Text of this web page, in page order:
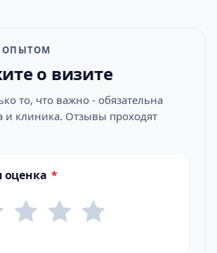
ОПЫТОМ
о визите
то, что важно - обязательна
и клиника. Отзывы проходят
*